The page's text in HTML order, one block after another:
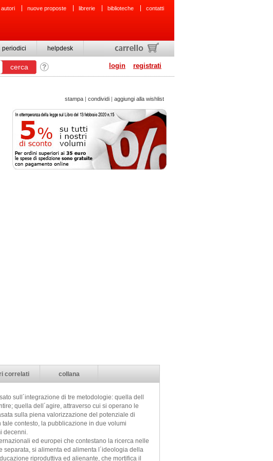
autori nuove proposte librerie biblioteche contatti
periodici helpdesk
login registrati
stampa | condividi | aggiungi alla wishlist
correlati collana
sull´integrazione di tre metodologie: quella dell
quella dell´agire, attraverso cui si operano le
sulla piena valorizzazione del potenziale di
contesto, la pubblicazione in due volumi
decenni.
ed europei che contestano la ricerca nelle
separata, si alimenta ed alimenta l´ideologia della
riproduttiva ed alienante, che mortifica il